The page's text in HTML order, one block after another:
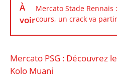
À
voir
Mercato Stade Rennais
cours, un crack va
Mercato PSG : Découvrez
Kolo Muani